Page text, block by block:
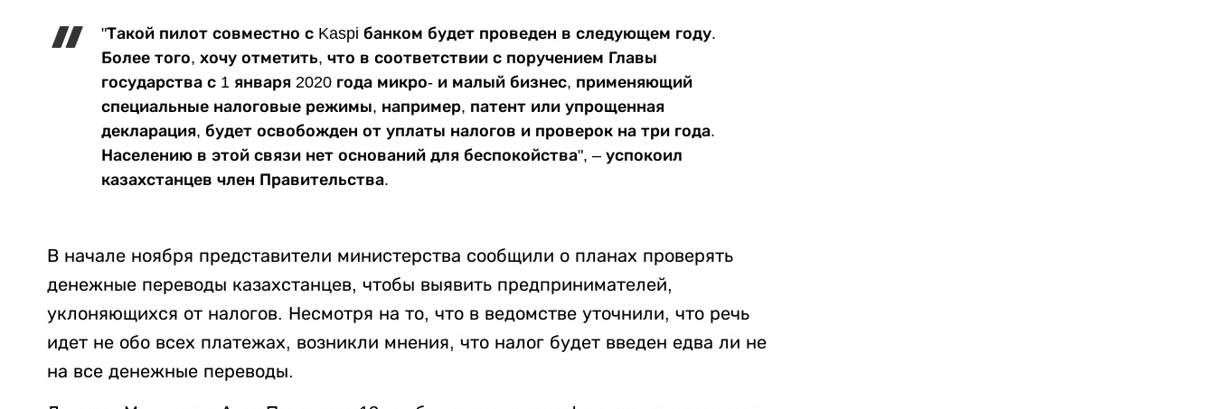
"Такой пилот совместно с Kaspi банком будет проведен в следующем году.
Более того, хочу отметить, что в соответствии с поручением Главы
государства с 1 января 2020 года микро- и малый бизнес, применяющий
специальные налоговые режимы, например, патент или упрощенная
декларация, будет освобожден от уплаты налогов и проверок на три года.
Населению в этой связи нет оснований для беспокойства", – успокоил
казахстанцев член Правительства.
В начале ноября представители министерства сообщили о планах проверять
денежные переводы казахстанцев, чтобы выявить предпринимателей,
уклоняющихся от налогов. Несмотря на то, что в ведомстве уточнили, что речь
идет не обо всех платежах, возникли мнения, что налог будет введен едва ли не
на все денежные переводы.